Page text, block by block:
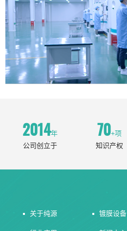
2014年
公司创立于
70+项
知识产权
关于纯源 镀膜设备